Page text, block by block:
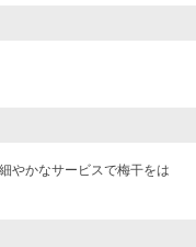
やかなサービスで梅干をは